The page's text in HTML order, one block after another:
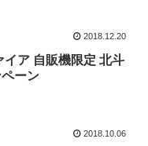
2018.12.20
イア 自販機限定 北斗
ーン
2018.10.06